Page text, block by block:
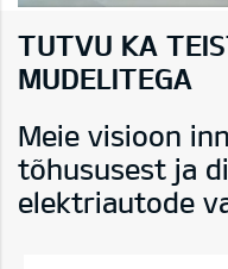
TUTVU KA
MUDELITEGA
Meie visioon
tõhususest ja
elektriautode